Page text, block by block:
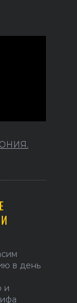
храме
в день
и